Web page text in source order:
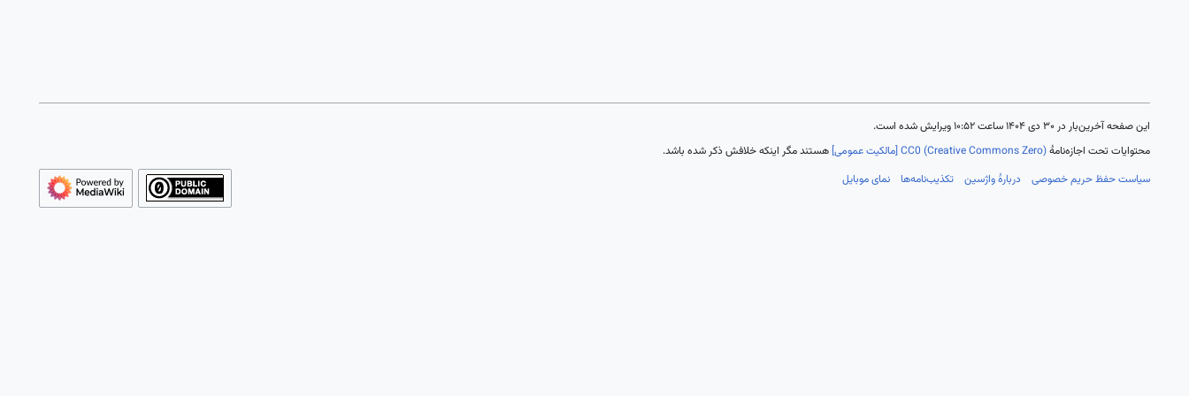
این صفحه آخرین‌بار در ‏۳۰ دی ۱۴۰۴ ساعت ‏۱۰:۵۲ ویرایش شده است.
محتوایات تحت اجازه‌نامهٔCC0 (Creative Commons Zero) [مالکیت عمومی]
هستند مگر اینکه خلافش ذکر شده باشد.
سیاست حفظ حریم خصوصی
دربارهٔ واژسین تکذیب‌نامه‌ها نمای موبایل